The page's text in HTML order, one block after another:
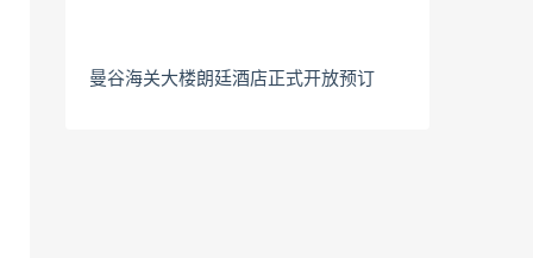
曼谷海关大楼朗廷酒店正式开放预订